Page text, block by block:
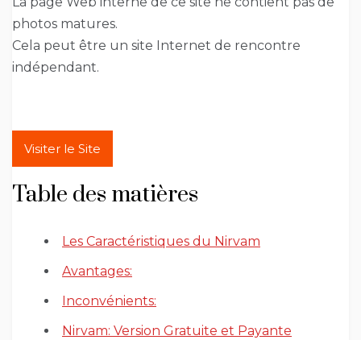
photos matures.
Cela peut être un site Internet de rencontre
indépendant.
Visiter le Site
Table des matières
Les Caractéristiques du Nirvam
Avantages:
Inconvénients:
Nirvam: Version Gratuite et Payante